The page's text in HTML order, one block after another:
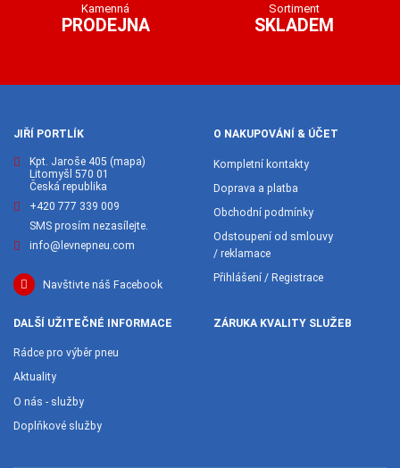
Kamenná
PRODEJNA
Sortiment
SKLADEM
JIŘÍ PORTLÍK
Kpt. Jaroše 405 (mapa)
Litomyšl 570 01
Česká republika
+420 777 339 009
SMS prosím nezasílejte.
info@levnepneu.com
Navštivte náš Facebook
O NAKUPOVÁNÍ & ÚČET
Kompletní kontakty
Doprava a platba
Obchodní podmínky
Odstoupení od smlouvy
/ reklamace
Přihlášení / Registrace
DALŠÍ UŽITEČNÉ INFORMACE
Rádce pro výběr pneu
Aktuality
O nás - služby
Doplňkové služby
ZÁRUKA KVALITY SLUŽEB